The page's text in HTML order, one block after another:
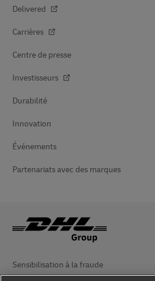
Delivered
Carrières
Centre de presse
Investisseurs
Durabilité
Innovation
Événements
Partenariats avec des marques
Sensibilisation à la fraude